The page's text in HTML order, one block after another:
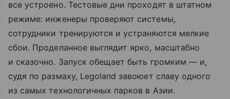
все устроено. Тестовые дни проходят в штатном
режиме: инженеры проверяют системы,
сотрудники тренируются и устраняются мелкие
сбои. Проделанное выглядит ярко, масштабно
и сказочно. Запуск обещает быть громким — и,
судя по размаху, Legoland завоюет славу одного
из самых технологичных парков в Азии.